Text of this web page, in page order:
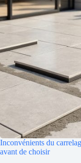
Inconvénients du
avant de choisir